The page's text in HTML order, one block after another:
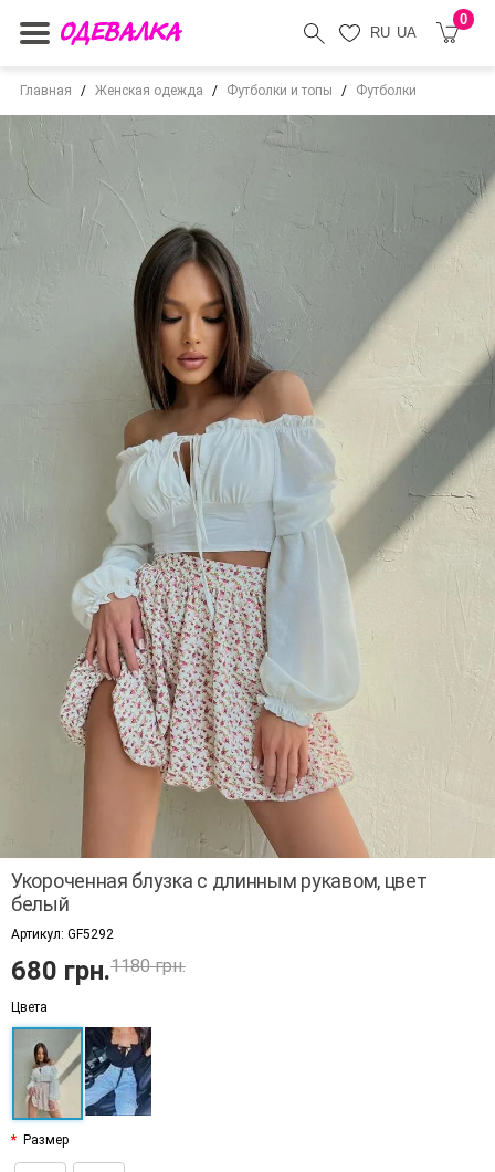
RU UA
0
Главная Женская одежда Футболки и топы Футболки
Укороченная блузка с длинным рукавом, цвет
белый
Артикул: GF5292
680 грн.1180 грн.
Цвета
Размер